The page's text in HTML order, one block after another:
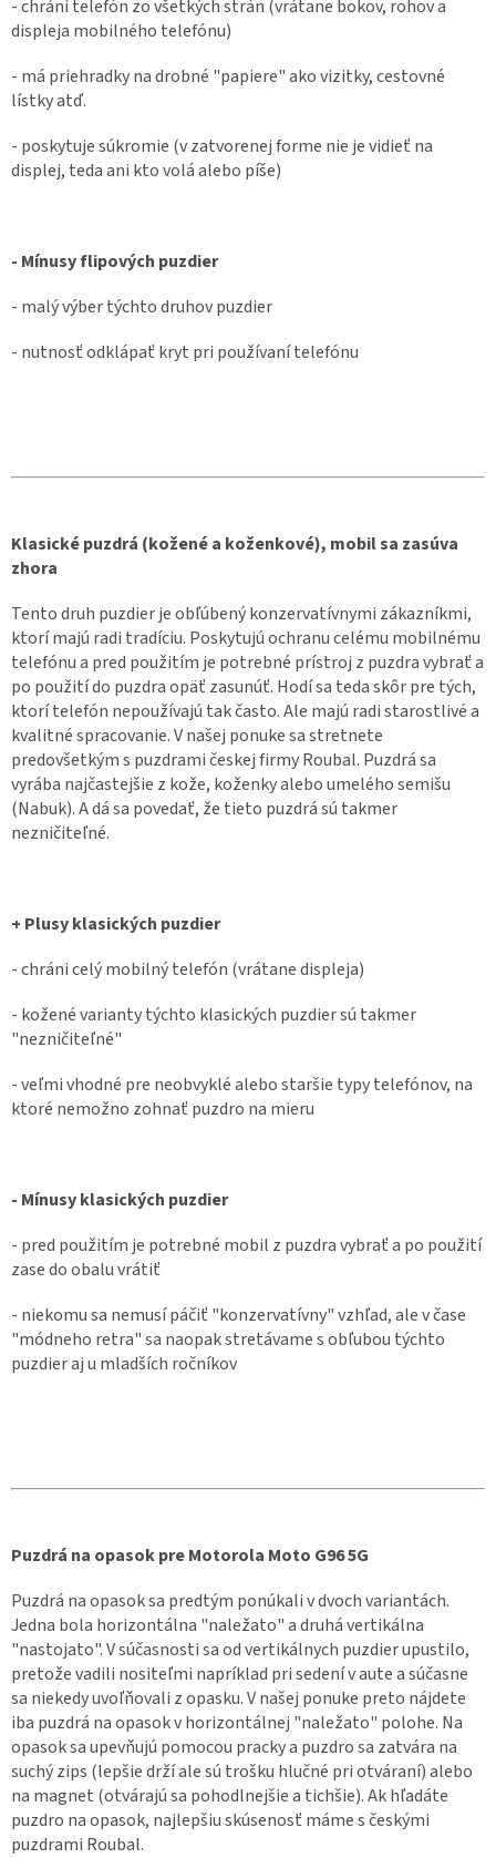
- chráni telefón zo všetkých strán (vrátane bokov, rohov a
displeja mobilného telefónu)
- má priehradky na drobné "papiere" ako vizitky, cestovné
lístky atď.
- poskytuje súkromie (v zatvorenej forme nie je vidieť na
displej, teda ani kto volá alebo píše)
- Mínusy flipových puzdier
- malý výber týchto druhov puzdier
- nutnosť odklápať kryt pri používaní telefónu
Klasické puzdrá (kožené a koženkové), mobil sa zasúva
zhora
Tento druh puzdier je obľúbený konzervatívnymi zákazníkmi,
ktorí majú radi tradíciu. Poskytujú ochranu celému mobilnému
telefónu a pred použitím je potrebné prístroj z puzdra vybrať a
po použití do puzdra opäť zasunúť. Hodí sa teda skôr pre tých,
ktorí telefón nepoužívajú tak často. Ale majú radi starostlivé a
kvalitné spracovanie. V našej ponuke sa stretnete
predovšetkým s puzdrami českej firmy Roubal. Puzdrá sa
vyrába najčastejšie z kože, koženky alebo umelého semišu
(Nabuk). A dá sa povedať, že tieto puzdrá sú takmer
nezničiteľné.
+ Plusy klasických puzdier
- chráni celý mobilný telefón (vrátane displeja)
- kožené varianty týchto klasických puzdier sú takmer
"nezničiteľné"
- veľmi vhodné pre neobvyklé alebo staršie typy telefónov, na
ktoré nemožno zohnať puzdro na mieru
- Mínusy klasických puzdier
- pred použitím je potrebné mobil z puzdra vybrať a po použití
zase do obalu vrátiť
- niekomu sa nemusí páčiť "konzervatívny" vzhľad, ale v čase
"módneho retra" sa naopak stretávame s obľubou týchto
puzdier aj u mladších ročníkov
Puzdrá na opasok pre Motorola Moto G96 5G
Puzdrá na opasok sa predtým ponúkali v dvoch variantách.
Jedna bola horizontálna "naležato" a druhá vertikálna
"nastojato". V súčasnosti sa od vertikálnych puzdier upustilo,
pretože vadili nositeľmi napríklad pri sedení v aute a súčasne
sa niekedy uvoľňovali z opasku. V našej ponuke preto nájdete
iba puzdrá na opasok v horizontálnej "naležato" polohe. Na
opasok sa upevňujú pomocou pracky a puzdro sa zatvára na
suchý zips (lepšie drží ale sú trošku hlučné pri otváraní) alebo
na magnet (otvárajú sa pohodlnejšie a tichšie). Ak hľadáte
puzdro na opasok, najlepšiu skúsenosť máme s českými
puzdrami Roubal.